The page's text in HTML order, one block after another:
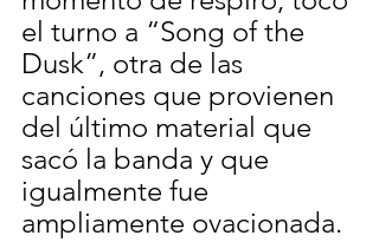
el turno a “Song of the
Dusk”, otra de las
canciones que provienen
del último material que
sacó la banda y que
igualmente fue
ampliamente ovacionada.